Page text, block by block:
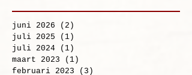
Archief
juni 2026 (2)
juli 2025
(1) 1 post
juli 2024
(1) 1 post